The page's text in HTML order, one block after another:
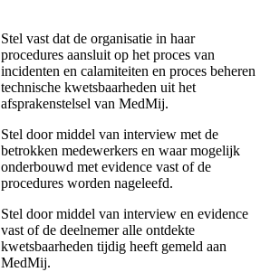
Stel vast dat de organisatie in haar
procedures aansluit op het proces van
incidenten en calamiteiten en proces beheren
technische kwetsbaarheden uit het
afsprakenstelsel van MedMij.
Stel door middel van interview met de
betrokken medewerkers en waar mogelijk
onderbouwd met evidence vast of de
procedures worden nageleefd.
Stel door middel van interview en evidence
vast of de deelnemer alle ontdekte
kwetsbaarheden tijdig heeft gemeld aan
MedMij.